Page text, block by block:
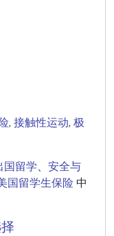
, 接触性运动, 极
国留学、 安全与
国留学生保险 中